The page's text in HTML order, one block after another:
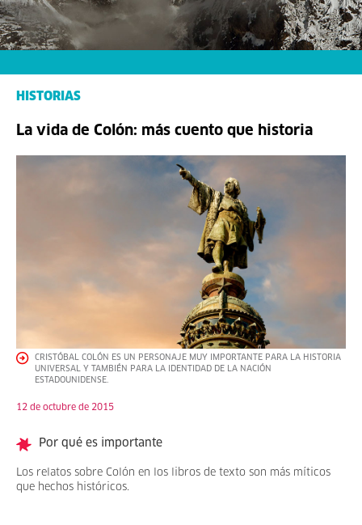
HISTORIAS
La vida de Colón: más cuento que historia
CRISTÓBAL COLÓN ES UN PERSONAJE MUY IMPORTANTE PARA LA HISTORIA
UNIVERSAL Y TAMBIÉN PARA LA IDENTIDAD DE LA NACIÓN
ESTADOUNIDENSE.
12 de octubre de 2015
Por qué es importante
Los relatos sobre Colón en los libros de texto son más míticos
que hechos históricos.